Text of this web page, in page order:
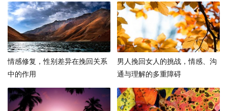
情感修复，性别差异在挽回关系
中的作用
男人挽回女人的挑战，情感、沟
通与理解的多重障碍